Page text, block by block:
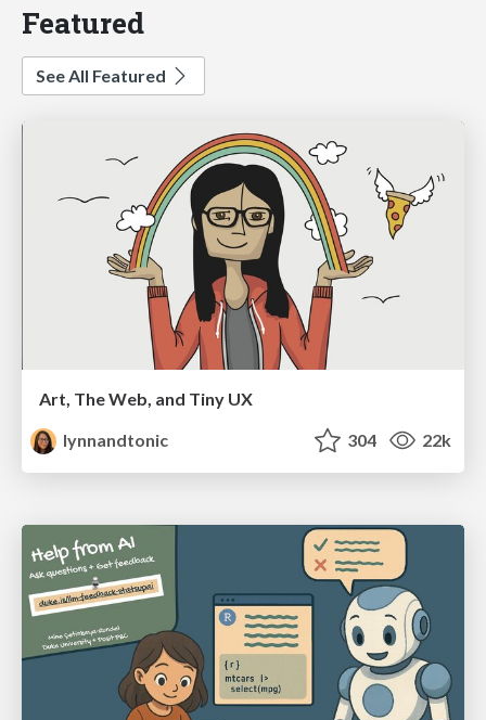
Featured
See All Featured
Art, The Web, and Tiny UX
lynnandtonic
304 22k